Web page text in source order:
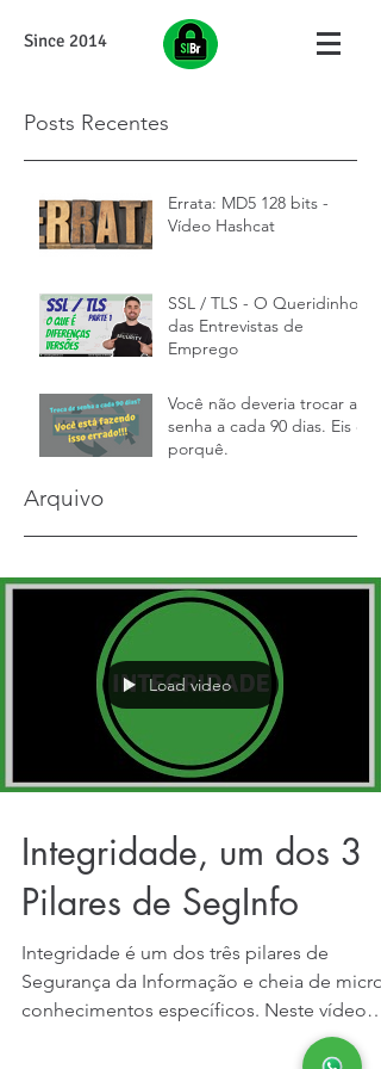
Since 2014
Posts Recentes
Errata: MD5 128 bits -
Vídeo Hashcat
SSL / TLS - O Queridinho
das Entrevistas de
Emprego
Você não deveria trocar a
senha a cada 90 dias. Eis o
porquê.
Arquivo
Load video
Integridade, um dos 3
Pilares de SegInfo
Integridade é um dos três pilares de
Segurança da Informação e cheia de micro-
conhecimentos específicos. Neste vídeo